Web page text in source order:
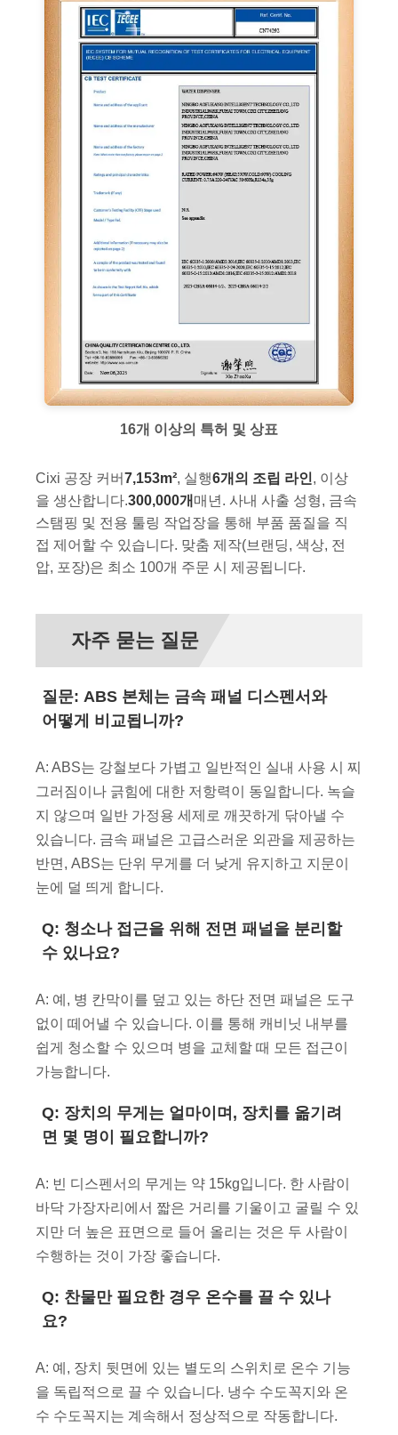
16개 이상의 특허 및 상표
Cixi 공장 커버7,153m², 실행6개의 조립 라인, 이상
을 생산합니다.300,000개 매년. 사내 사출 성형, 금속
스탬핑 및 전용 툴링 작업장을 통해 부품 품질을 직
접 제어할 수 있습니다. 맞춤 제작(브랜딩, 색상, 전
압, 포장)은 최소 100개 주문 시 제공됩니다.
자주 묻는 질문
질문: ABS 본체는 금속 패널 디스펜서와
어떻게 비교됩니까?
A: ABS는 강철보다 가볍고 일반적인 실내 사용 시 찌
그러짐이나 긁힘에 대한 저항력이 동일합니다. 녹슬
지 않으며 일반 가정용 세제로 깨끗하게 닦아낼 수
있습니다. 금속 패널은 고급스러운 외관을 제공하는
반면, ABS는 단위 무게를 더 낮게 유지하고 지문이
눈에 덜 띄게 합니다.
Q: 청소나 접근을 위해 전면 패널을 분리할
수 있나요?
A: 예, 병 칸막이를 덮고 있는 하단 전면 패널은 도구
없이 떼어낼 수 있습니다. 이를 통해 캐비닛 내부를
쉽게 청소할 수 있으며 병을 교체할 때 모든 접근이
가능합니다.
Q: 장치의 무게는 얼마이며, 장치를 옮기려
면 몇 명이 필요합니까?
A: 빈 디스펜서의 무게는 약 15kg입니다. 한 사람이
바닥 가장자리에서 짧은 거리를 기울이고 굴릴 수 있
지만 더 높은 표면으로 들어 올리는 것은 두 사람이
수행하는 것이 가장 좋습니다.
Q: 찬물만 필요한 경우 온수를 끌 수 있나
요?
A: 예, 장치 뒷면에 있는 별도의 스위치로 온수 기능
을 독립적으로 끌 수 있습니다. 냉수 수도꼭지와 온
수 수도꼭지는 계속해서 정상적으로 작동합니다.